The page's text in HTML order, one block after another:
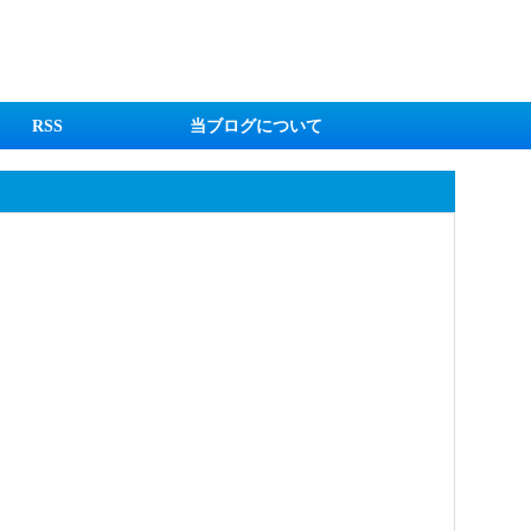
RSS 当ブログについて